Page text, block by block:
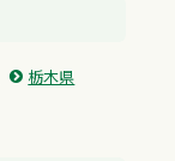
栃木県